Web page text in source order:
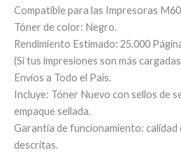
Compatible para las Impresoras
Tóner de color: Negro.
Rendimiento Estimado: 25.000
(Si tus impresiones son más
Envíos a Todo el País.
Incluye: Tóner Nuevo con sellos de
empaque sellada.
Garantía de funcionamiento: calidad
descritas.